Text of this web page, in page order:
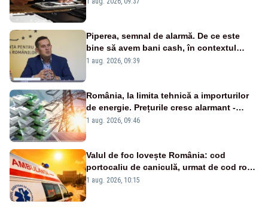
Piperea, semnal de alarmă. De ce este
bine să avem bani cash, în contextul
alertei energetice?
1 aug. 2026, 09:39
România, la limita tehnică a importurilor
de energie. Prețurile cresc alarmant -
Analiză Realitatea Plus
1 aug. 2026, 09:46
Valul de foc lovește România: cod
portocaliu de caniculă, urmat de cod roșu
duminică. Temperaturile urcă spre 40°C
1 aug. 2026, 10:15